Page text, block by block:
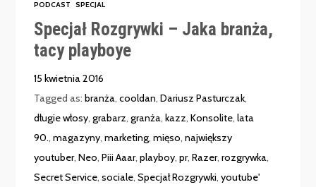
PODCAST SPECJAL
Specjał Rozgrywki – Jaka branża,
tacy playboye
15 kwietnia 2016
Tagged as:branża,cooldan,Dariusz Pasturczak,
długie włosy,grabarz,granża,kazz,Konsolite,lata
90.,magazyny,marketing,mięso,największy
youtuber,Neo,Piii Aaar,playboy,pr,Razer,rozgrywka,
Secret Service,sociale,Specjał Rozgrywki,youtube'